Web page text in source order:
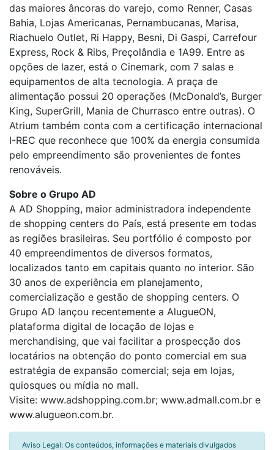
das maiores âncoras do varejo, como Renner, Casas
Bahia, Lojas Americanas, Pernambucanas, Marisa,
Riachuelo Outlet, Ri Happy, Besni, Di Gaspi, Carrefour
Express, Rock & Ribs, Preçolândia e 1A99. Entre as
opções de lazer, está o Cinemark, com 7 salas e
equipamentos de alta tecnologia. A praça de
alimentação possui 20 operações (McDonald’s, Burger
King, SuperGrill, Mania de Churrasco entre outras). O
Atrium também conta com a certificação internacional
I-REC que reconhece que 100% da energia consumida
pelo empreendimento são provenientes de fontes
renováveis.
Sobre o Grupo AD
A AD Shopping, maior administradora independente
de shopping centers do País, está presente em todas
as regiões brasileiras. Seu portfólio é composto por
40 empreendimentos de diversos formatos,
localizados tanto em capitais quanto no interior. São
30 anos de experiência em planejamento,
comercialização e gestão de shopping centers. O
Grupo AD lançou recentemente a AlugueON,
plataforma digital de locação de lojas e
merchandising, que vai facilitar a prospecção dos
locatários na obtenção do ponto comercial em sua
estratégia de expansão comercial; seja em lojas,
quiosques ou mídia no mall.
Visite: www.adshopping.com.br; www.admall.com.br e
www.alugueon.com.br.
Aviso Legal: Os conteúdos, informações e materiais divulgados